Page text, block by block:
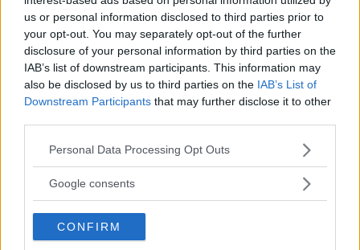
us or personal information disclosed to third parties prior to
your opt-out. You may separately opt-out of the further
disclosure of your personal information by third parties on the
IAB’s list of downstream participants. This information may
also be disclosed by us to third parties on the IAB’s List of
Downstream Participants that may further disclose it to other
Please note that this website/app uses one or more Google
not limited to your visit or usage behaviour. You may click to
use your data for below specified purposes in below Google
consent section.
Personal Data Processing Opt Outs
Google consents
CONFIRM
Sentiero delle Fate
è un percorso di
circa 2,5 km, facile da percorrere anche
con passeggini e carrozzine, che collega
i paesini diNeuschitz